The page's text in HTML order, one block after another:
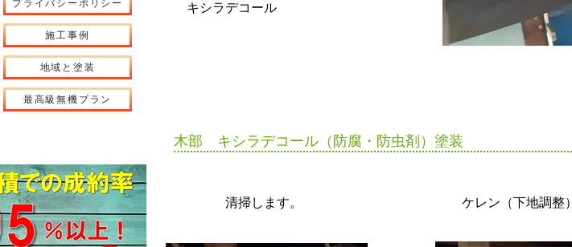
​キシラデコール
木部 キシラデコール（防腐・防虫剤）塗装
​清掃します。 ケレン（下地調整）
プライバシーポリシー
施工事例
地域と塗装
最高級無機プラン